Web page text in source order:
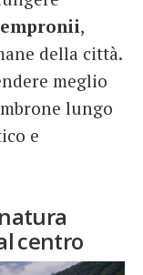
,
della città.
meglio
lungo
e
centro